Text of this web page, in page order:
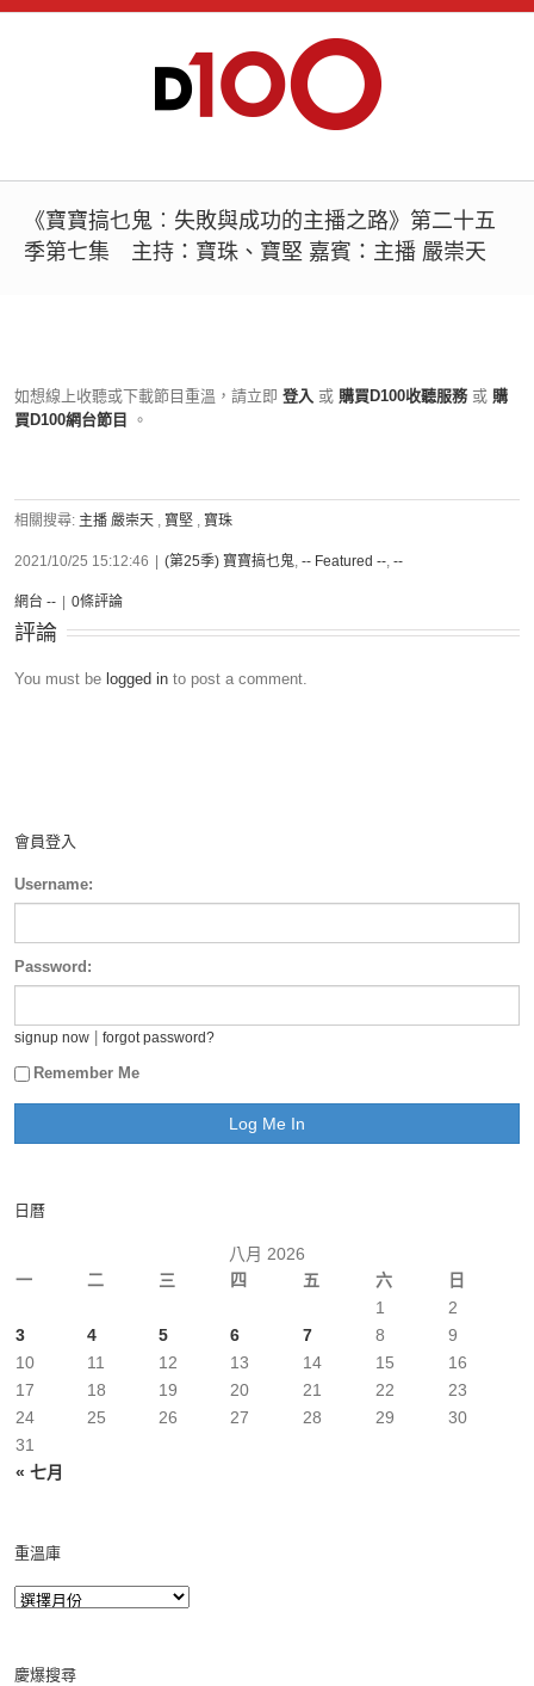
《寶寶搞乜鬼︰失敗與成功的主播之路》第二十五
季第七集 主持：寶珠、寶堅 嘉賓：主播 嚴崇天
如想線上收聽或下載節目重溫，請立即 登入 或 購買D100收聽服務 或 購
買D100網台節目
。
相關搜尋: 主播 嚴崇天 , 寶堅 , 寶珠
2021/10/25 15:12:46 (第25季) 寶寶搞乜鬼, -- Featured --, --
網台 -- 0條評論
評論
You must be logged in to post a comment.
會員登入
Username:
Password:
signup now forgot password?
Remember Me
日曆
八月 2026
一
二 三 四 五 六 日
« 七月
1
2
3
4 5 6 7 8
9
10
11 12 13 14 15
16
17
18 19 20 21 22
23
24
25 26 27 28 29
30
31
重溫庫
慶爆搜尋